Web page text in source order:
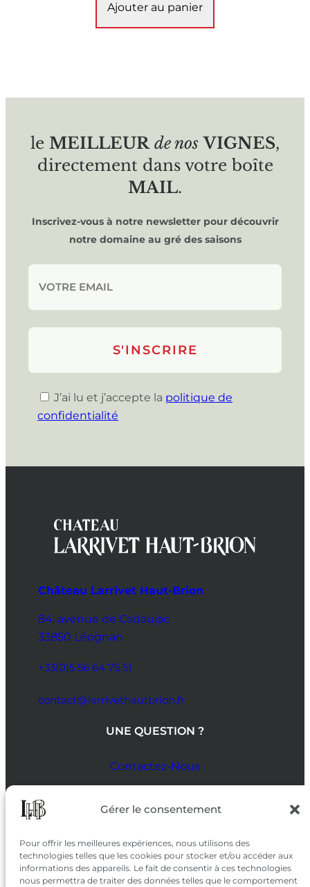
Gérer le consentement
Pour offrir les meilleures expériences, nous utilisons des
technologies telles que les cookies pour stocker et/ou accéder aux
informations des appareils. Le fait de consentir à ces technologies
nous permettra de traiter des données telles que le comportement
Ajouter au panier
le MEILLEUR de nos VIGNES,
directement dans votre boîte
MAIL.
Inscrivez-vous à notre newsletter pour découvrir
notre domaine au gré des saisons
J’ai lu et j’accepte la politique de
confidentialité
Château Larrivet Haut-Brion
84, avenue de Cadaujac
33850 Léognan
+33(0)5 56 64 75 51
contact@larrivethautbrion.fr
UNE QUESTION ?
Contactez-Nous
SUIVEZ-NOUS
SUR LES RÉSEAUX